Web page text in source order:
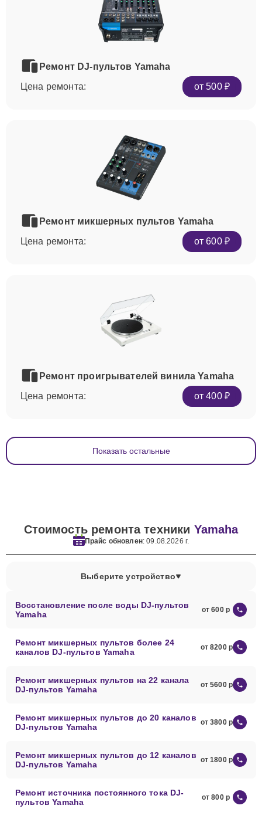
Ремонт DJ-пультов Yamaha
Цена ремонта:
от 500 ₽
Ремонт микшерных пультов Yamaha
Цена ремонта:
от 600 ₽
Ремонт проигрывателей винила Yamaha
Цена ремонта:
от 400 ₽
Показать остальные
Стоимость ремонта техники Yamaha
Прайс обновлен: 09.08.2026 г.
Выберите устройство
Восстановление после воды DJ-пультов
Yamaha
от 600
Ремонт микшерных пультов более 24
каналов DJ-пультов Yamaha
от 8200
Ремонт микшерных пультов на 22 канала
DJ-пультов Yamaha
от 5600
Ремонт микшерных пультов до 20 каналов
DJ-пультов Yamaha
от 3800
Ремонт микшерных пультов до 12 каналов
DJ-пультов Yamaha
от 1800
Ремонт источника постоянного тока DJ-
пультов Yamaha
от 800